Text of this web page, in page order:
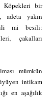
Köpekleri bir
adeta yakın
mi besili:
çakalları
mümkün
intikam
en aşağılık